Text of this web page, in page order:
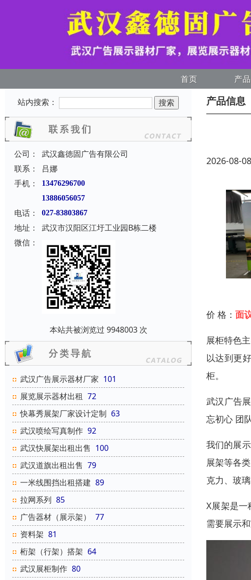
首页 产
站内搜索：
公司：
武汉鑫徳固广告有限公司
联系：
吕娜
手机：
13476296700
13886056057
电话： 027-83803867
地址：
武汉市汉阳区江圩工业园B栋二楼
微信：
本站共被浏览过 9948003 次
武汉广告展示器材厂家 101
展览展示器材出租 72
快幕秀展架厂家设计定制 63
武汉喷绘写真制作 92
武汉快展架出租出售 100
武汉道旗出租出售 79
一米线围挡出租搭建 89
拉网系列 85
广告器材（展示架）
77
资料架 81
桁架（行架）搭架 64
武汉展柜制作 80
产品信息
2026-08-
价 格： 面
展柜特色
以达到更
柜。
武汉广告
忘初心 团
我们的展
展架等各
克力、玻
X展架是一
需要展示